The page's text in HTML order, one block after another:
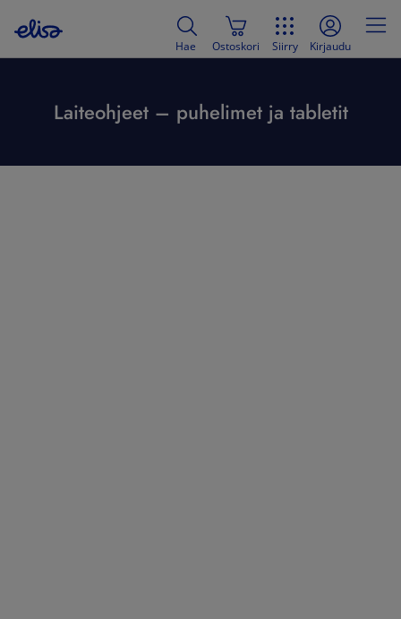
Hae Ostoskori Siirry Kirjaudu
Laiteohjeet – puhelimet ja tabletit